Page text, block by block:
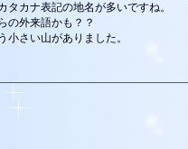
カナ表記の地名が多いですね。
の外来語かも？？
小さい山がありました。